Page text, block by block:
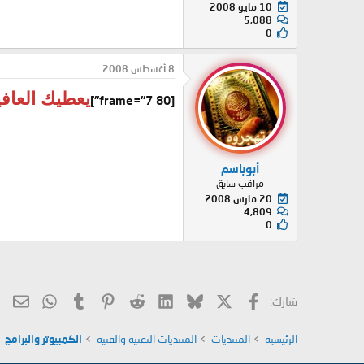
10 مايو 2008
5,088
0
أبوباسم
مراقب سابق
20 مارس 2008
4,809
0
8 أغسطس 2008
[frame="7 80"] يعطيك
شارك: فيسبوك Bluesky
LinkedIn
Reddit
Pinterest
Tumblr
الرئيسية المنتديات المنتديات التقنية والفنية الكمبيوتر والبرامج